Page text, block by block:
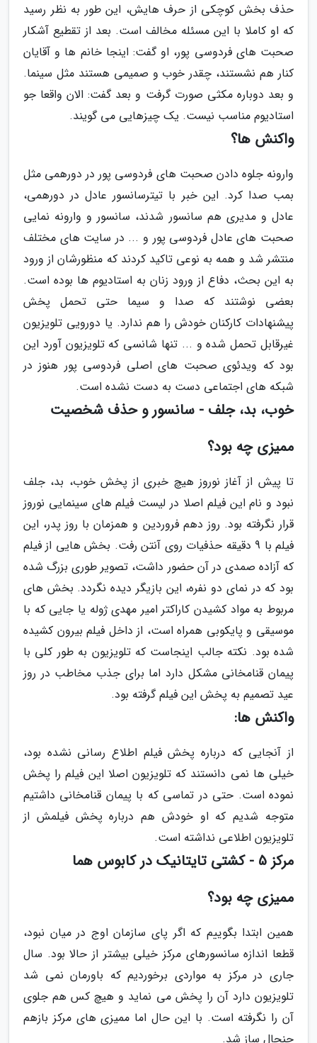
حذف بخش کوچکی از حرف هایش، این طور به نظر رسید
که او کاملا با این مسئله مخالف است. بعد از تقطیع آشکار
صحبت های فردوسی پور، او گفت: اینجا خانم ها و آقایان
کنار هم نشستند، چقدر خوب و صمیمی هستند مثل سینما.
و بعد دوباره مکثی صورت گرفت و بعد گفت: الان واقعا جو
استادیوم مناسب نیست. یک چیزهایی می گویند.
واکنش ها؟
وارونه جلوه دادن صحبت های فردوسی پور در دورهمی مثل
بمب صدا کرد. این خبر با تیترسانسور عادل در دورهمی،
عادل و مدیری هم سانسور شدند، سانسور و وارونه نمایی
صحبت های عادل فردوسی پور و ... در سایت های مختلف
منتشر شد و همه به نوعی تاکید کردند که منظورشان از ورود
به این بحث، دفاع از ورود زنان به استادیوم ها بوده است.
بعضی نوشتند که صدا و سیما حتی تحمل پخش
پیشنهادات کارکنان خودش را هم ندارد. یا دورویی تلویزیون
غیرقابل تحمل شده و ... تنها شانسی که تلویزیون آورد این
بود که ویدئوی صحبت های اصلی فردوسی پور هنوز در
شبکه های اجتماعی دست به دست نشده است.
خوب، بد، جلف - سانسور و حذف شخصیت
ممیزی چه بود؟
تا پیش از آغاز نوروز هیچ خبری از پخش خوب، بد، جلف
نبود و نام این فیلم اصلا در لیست فیلم های سینمایی نوروز
قرار نگرفته بود. روز دهم فروردین و همزمان با روز پدر، این
فیلم با 9 دقیقه حذفیات روی آنتن رفت. بخش هایی از فیلم
که آزاده صمدی در آن حضور داشت، تصویر طوری بزرگ شده
بود که در نمای دو نفره، این بازیگر دیده نگردد. بخش های
مربوط به مواد کشیدن کاراکتر امیر مهدی ژوله یا جایی که با
موسیقی و پایکوبی همراه است، از داخل فیلم بیرون کشیده
شده بود. نکته جالب اینجاست که تلویزیون به طور کلی با
پیمان قنامخانی مشکل دارد اما برای جذب مخاطب در روز
عید تصمیم به پخش این فیلم گرفته بود.
واکنش ها:
از آنجایی که درباره پخش فیلم اطلاع رسانی نشده بود،
خیلی ها نمی دانستند که تلویزیون اصلا این فیلم را پخش
نموده است. حتی در تماسی که با پیمان قنامخانی داشتیم
متوجه شدیم که او خودش هم درباره پخش فیلمش از
تلویزیون اطلاعی نداشته است.
مرکز 5 - کشتی تایتانیک در کابوس هما
ممیزی چه بود؟
همین ابتدا بگوییم که اگر پای سازمان اوج در میان نبود،
قطعا اندازه سانسورهای مرکز خیلی بیشتر از حالا بود. سال
جاری در مرکز به مواردی برخوردیم که باورمان نمی شد
تلویزیون دارد آن را پخش می نماید و هیچ کس هم جلوی
آن را نگرفته است. با این حال اما ممیزی های مرکز بازهم
جنجال ساز شد.